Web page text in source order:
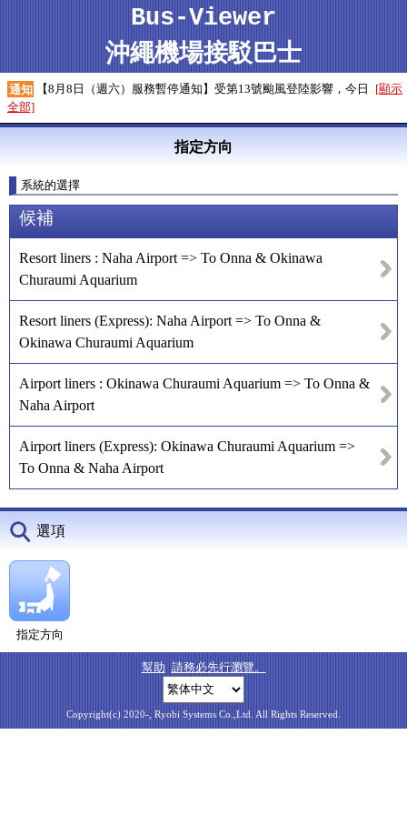
Bus-Viewer
沖繩機場接駁巴士
通知 【8月8日（週六）服務暫停通知】受第13號颱風登陸影響，今日
[顯示
全部]
指定方向
系統的選擇
候補
Resort liners : Naha Airport => To Onna & Okinawa
Churaumi Aquarium
Resort liners (Express): Naha Airport => To Onna &
Okinawa Churaumi Aquarium
Airport liners : Okinawa Churaumi Aquarium => To Onna &
Naha Airport
Airport liners (Express): Okinawa Churaumi Aquarium =>
To Onna & Naha Airport
選項
指定方向
幫助 請務必先行瀏覽。
Copyright(c) 2020-, Ryobi Systems Co.,Ltd. All Rights Reserved.